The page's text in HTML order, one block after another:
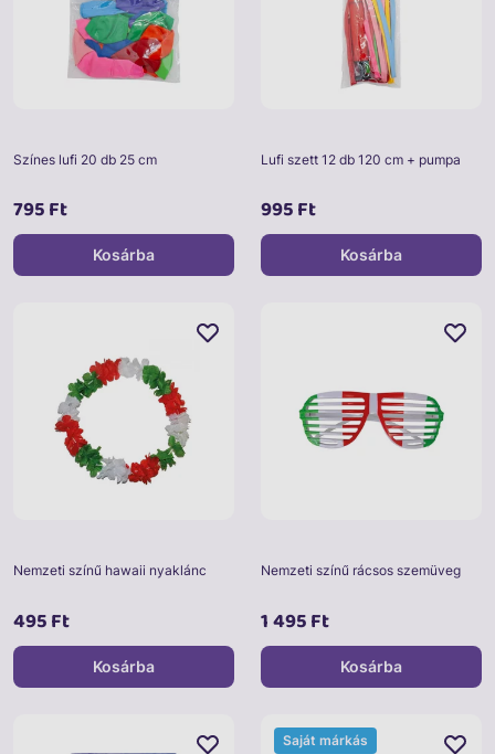
Színes lufi 20 db 25 cm
795 Ft
Kosárba
Lufi szett 12 db 120 cm + pumpa
995 Ft
Kosárba
Nemzeti színű hawaii nyaklánc
495 Ft
Kosárba
Nemzeti színű rácsos szemüveg
1 495 Ft
Kosárba
Saját márkás